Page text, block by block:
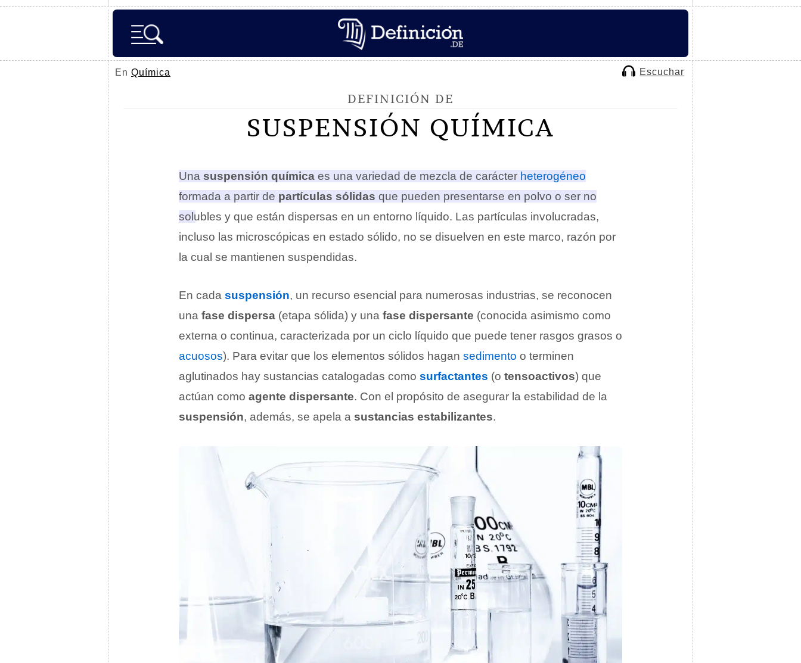
En Química Escuchar
DEFINICIÓN DE
SUSPENSIÓN QUÍMICA
Una suspensión química es una variedad de mezcla de carácter heterogéneo
formada a partir de partículas sólidas que pueden presentarse en polvo o ser no
solubles y que están dispersas en un entorno líquido. Las partículas involucradas,
incluso las microscópicas en estado sólido, no se disuelven en este marco, razón por
la cual se mantienen suspendidas.
En cada suspensión, un recurso esencial para numerosas industrias, se reconocen
una fase dispersa (etapa sólida) y una fase dispersante (conocida asimismo como
externa o continua, caracterizada por un ciclo líquido que puede tener rasgos grasos o
acuosos). Para evitar que los elementos sólidos hagan sedimento o terminen
aglutinados hay sustancias catalogadas como surfactantes (o tensoactivos) que
actúan como agente dispersante. Con el propósito de asegurar la estabilidad de la
suspensión, además, se apela a sustancias estabilizantes.